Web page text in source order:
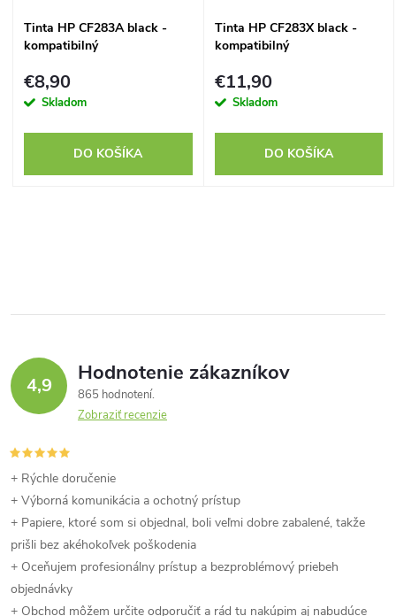
e
p
o
k
t
o
v
s
p
o
v
Tinta HP CF283A black -
kompatibilný
€8,90
Skladom
DO KOŠÍKA
Tinta HP CF283X black -
kompatibilný
€11,90
Skladom
DO KOŠÍKA
l
d
a
c
i
e
p
r
4,9 Hodnotenie zákazníkov
865 hodnotení
Zobraziť recenzie
+ Rýchle doručenie
+ Výborná komunikácia a ochotný prístup
+ Papiere, ktoré som si objednal, boli veľmi dobre zabalené, takže
prišli bez akéhokoľvek poškodenia
+ Oceňujem profesionálny prístup a bezproblémový priebeh
objednávky
+ Obchod môžem určite odporučiť a rád tu nakúpim aj nabudúce